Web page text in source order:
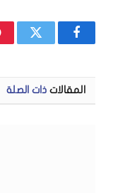
فيسبوكتويتر
المقالات ذات الصلة